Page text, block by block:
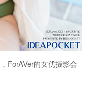
ForAVer的女优摄影会